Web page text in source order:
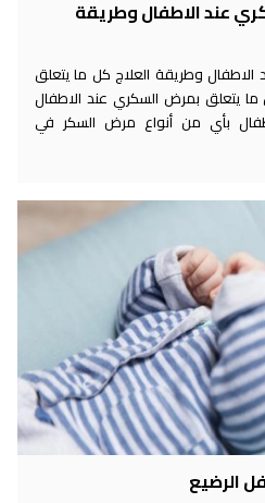
عند الاطفال وطريقة
وطريقة العلاج كل ما يتعلق
يتعلق بمرض السكري عند الاطفال
بأي من أنواع مرض السكر في
الرضيع